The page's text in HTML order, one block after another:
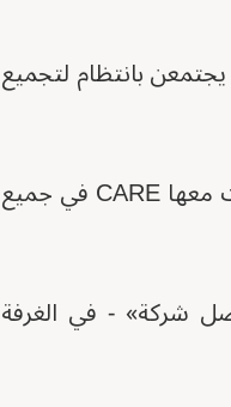
من 29 امرأة في القاهرة يجتمعن بانتظام لتجميع
إنها واحدة من العديد من مجموعات جمعية الادخار والقروض القروية التي عملت معها CARE في جميع
شركة» - في الغرفة